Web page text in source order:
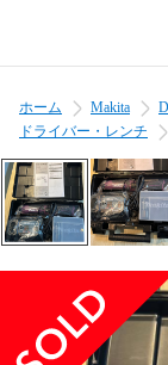
ホーム Makita
ドライバー・レンチ